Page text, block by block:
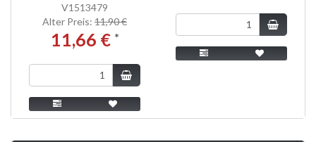
V1513479
Alter Preis: 11,90 €
11,66 € *